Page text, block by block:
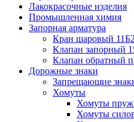
Лакокрасочные изделия
Промышленная химия
Запорная арматура
Кран шаровый
Клапан запорный
Клапан обратный
Дорожные знаки
Запрещающие
Хомуты
Хомуты
Хомуты